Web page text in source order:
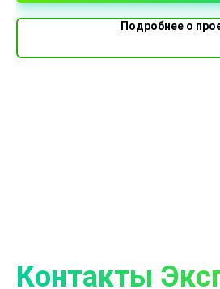
Подробнее о
Контакты